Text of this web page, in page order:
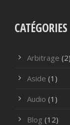
CATÉGORIES
Arbitrage (2)
Aside (1)
Audio (1)
Blog (12)